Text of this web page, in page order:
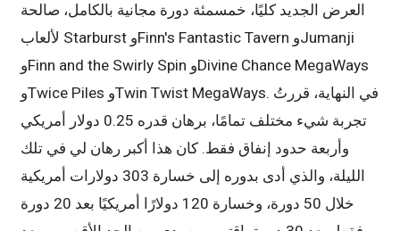
العرض الجديد كليًا، خمسمئة دورة مجانية بالكامل، صالحة
لألعاب Starburst وFinn's Fantastic Tavern وJumanji
وFinn and the Swirly Spin وDivine Chance MegaWays
وTwice Piles وTwin Twist MegaWays. في النهاية، قررتُ
تجربة شيء مختلف تمامًا، برهان قدره 0.25 دولار أمريكي
وأربعة حدود إنفاق فقط. كان هذا أكبر رهان لي في تلك
الليلة، والذي أدى بدوره إلى خسارة 303 دولارات أمريكية
خلال 50 دورة، وخسارة 120 دولارًا أمريكيًا بعد 20 دورة